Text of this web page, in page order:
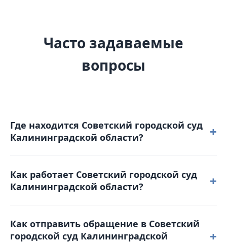
Часто задаваемые
вопросы
Где находится Советский городской суд
Калининградской области?
+
расположен по адресу: 238750, Калининградская
область, г. Советск, ул. А. Толстого, д. 21 В.
Как работает Советский городской суд
Калининградской области?
+
30 пятница: с 8-30 до 16-15. Обеденный перерыв с
13-00 до 13-45. Выходные дни: суббота,
Как отправить обращение в Советский
городской суд Калининградской
+